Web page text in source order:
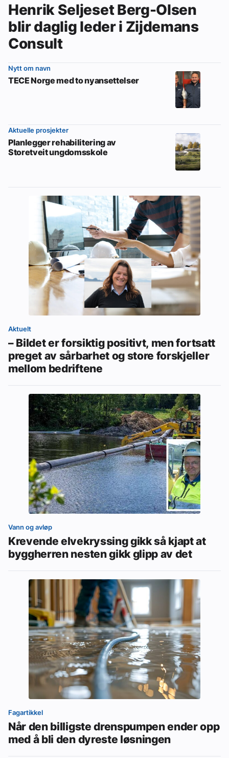
Henrik Seljeset Berg-Olsen
blir daglig leder i Zijdemans
Consult
Nytt om navn
TECE Norge med to nyansettelser
Aktuelle prosjekter
Planlegger rehabilitering av
Storetveit ungdomsskole
Aktuelt
– Bildet er forsiktig positivt, men fortsatt
preget av sårbarhet og store forskjeller
mellom bedriftene
Vann og avløp
Krevende elvekryssing gikk så kjapt at
byggherren nesten gikk glipp av det
Fagartikkel
Når den billigste drenspumpen ender opp
med å bli den dyreste løsningen